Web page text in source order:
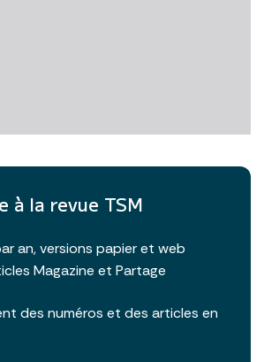
à la revue TSM
an, versions papier et web
Magazine et Partage
des numéros et des articles en